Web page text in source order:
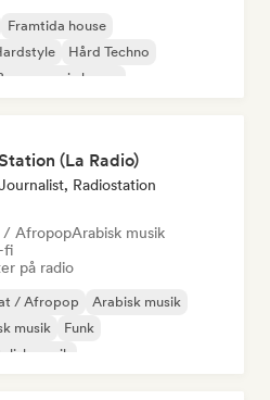
Framtida house
Hård Techno
progressiv house
(La Radio)
Radiostation
/ AfropopArabisk musik
fi
på radio
/ Afropop
Arabisk musik
musik
Funk
musik